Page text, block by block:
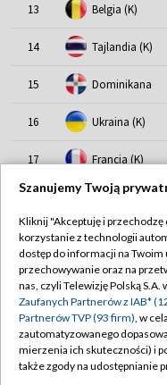
13 Belgia (K)
14 Tajlandia (K)
15 Dominikana
16 Ukraina (K)
17 Francja (K)
18 Bułgaria (K)
Szanujemy Twoją
Kliknij "Akceptuję i przechodzę
korzystanie z technologii
dostęp do informacji na
przechowywanie oraz na
nas, czyli Telewizję Polską S.A.
Zaufanych Partnerów z IAB*
Partnerów TVP (93 firm), w
zautomatyzowanego
mierzenia ich skuteczności) i
także zgody na udostępnianie